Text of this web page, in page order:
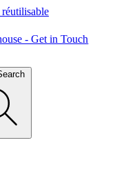
- Get in Touch